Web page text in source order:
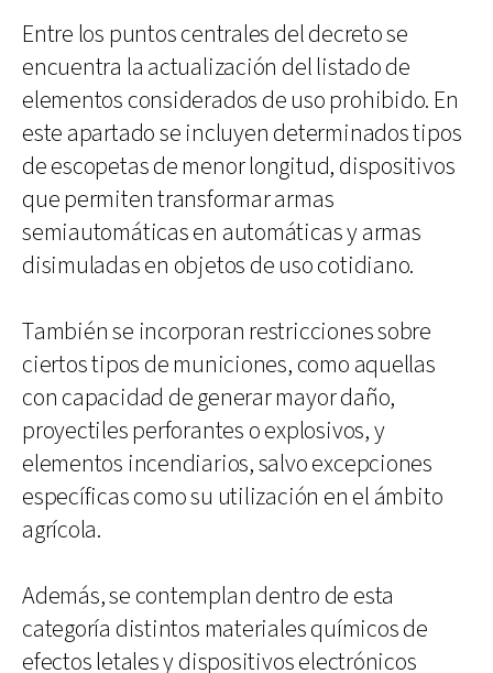
Entre los puntos centrales del decreto se
encuentra la actualización del listado de
elementos considerados de uso prohibido. En
este apartado se incluyen determinados tipos
de escopetas de menor longitud, dispositivos
que permiten transformar armas
semiautomáticas en automáticas y armas
disimuladas en objetos de uso cotidiano.
También se incorporan restricciones sobre
ciertos tipos de municiones, como aquellas
con capacidad de generar mayor daño,
proyectiles perforantes o explosivos, y
elementos incendiarios, salvo excepciones
específicas como su utilización en el ámbito
agrícola.
Además, se contemplan dentro de esta
categoría distintos materiales químicos de
efectos letales y dispositivos electrónicos